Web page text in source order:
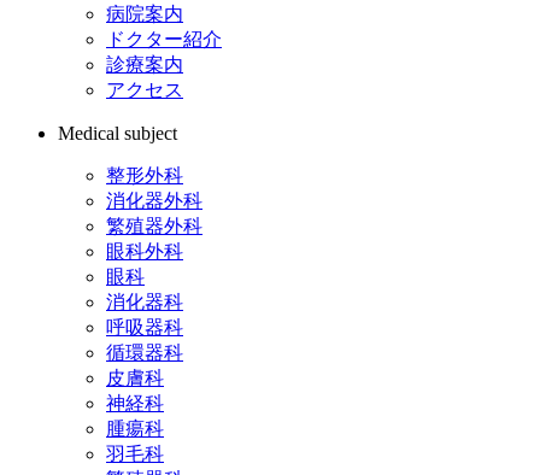
病院案内
ドクター紹介
診療案内
アクセス
Medical subject
整形外科
消化器外科
繁殖器外科
眼科外科
眼科
消化器科
呼吸器科
循環器科
皮膚科
神経科
腫瘍科
羽毛科